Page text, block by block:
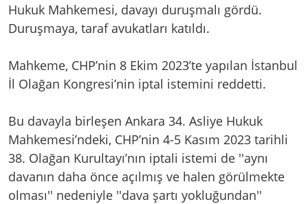
Hukuk Mahkemesi, davayı duruşmalı gördü.
Duruşmaya, taraf avukatları katıldı.
Mahkeme, CHP’nin 8 Ekim 2023’te yapılan İstanbul
İl Olağan Kongresi’nin iptal istemini reddetti.
Bu davayla birleşen Ankara 34. Asliye Hukuk
Mahkemesi’ndeki, CHP’nin 4-5 Kasım 2023 tarihli
38. Olağan Kurultayı’nın iptali istemi de ''aynı
davanın daha önce açılmış ve halen görülmekte
olması'' nedeniyle ''dava şartı yokluğundan''